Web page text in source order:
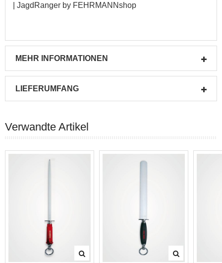
| JagdRanger by FEHRMANNshop
MEHR INFORMATIONEN
LIEFERUMFANG
Verwandte Artikel